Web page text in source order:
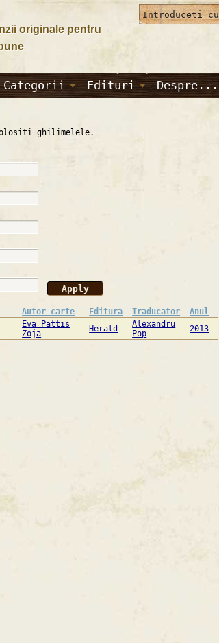
originale pentru
Categorii Edituri Despre...
ghilimelele.
Autor carte Editura Traducator
Anul
Eva Pattis
Zoja
Herald
Alexandru
Pop
2013